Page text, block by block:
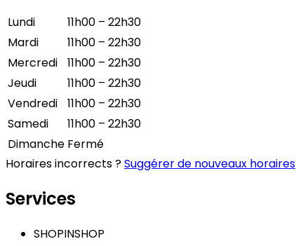
Lundi
11h00 – 22h30
Mardi
11h00 – 22h30
Mercredi
11h00 – 22h30
Jeudi
11h00 – 22h30
Vendredi
11h00 – 22h30
Samedi
11h00 – 22h30
Dimanche Fermé
Horaires incorrects ?Suggérer de nouveaux horaires
Services
SHOPINSHOP